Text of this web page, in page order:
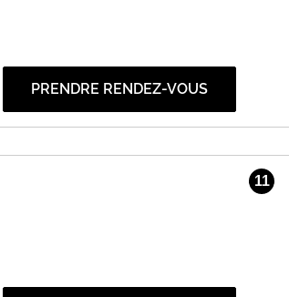
PRENDRE RENDEZ-VOUS
11